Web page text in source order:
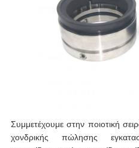
Συμμετέχουμε στην ποιοτική
χονδρικής πώλησης